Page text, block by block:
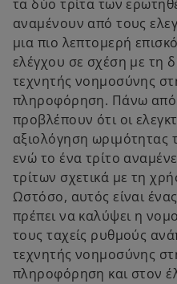
τα δύο τρίτα των
αναμένουν από τους
μια πιο λεπτομερή
ελέγχου σε σχέση με τη
τεχνητής νοημοσύνης
πληροφόρηση. Πάνω από
προβλέπουν ότι οι
αξιολόγηση ωριμότητας
ενώ το ένα τρίτο
τρίτων σχετικά με τη
Ωστόσο, αυτός είναι
πρέπει να καλύψει η
τους ταχείς ρυθμούς
τεχνητής νοημοσύνης
πληροφόρηση και στον